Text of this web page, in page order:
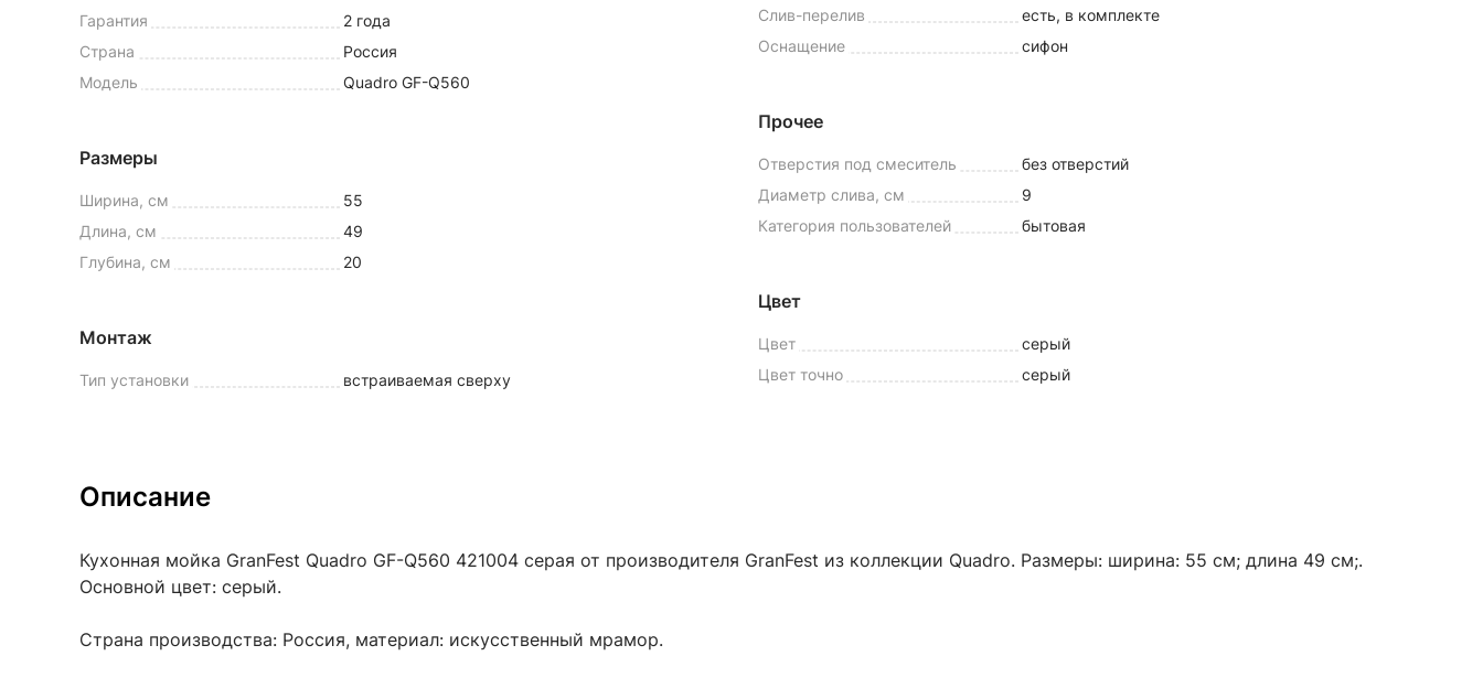
Гарантия
2 года
Страна
Россия
Модель
Quadro GF-Q560
Размеры
Ширина, см
55
Длина, см
49
Глубина, см
20
Монтаж
Тип установки встраиваемая сверху
Слив-перелив
есть, в комплекте
Оснащение
сифон
Прочее
Отверстия под смеситель
без отверстий
Диаметр слива, см
9
Категория пользователей
бытовая
Цвет
Цвет
серый
Цвет точно
серый
Описание
Кухонная мойка GranFest Quadro GF-Q560 421004 серая от производителя GranFest из коллекции Quadro. Размеры: ширина: 55 см; длина 49 см;.
Основной цвет: серый.
Страна производства: Россия, материал: искусственный мрамор.